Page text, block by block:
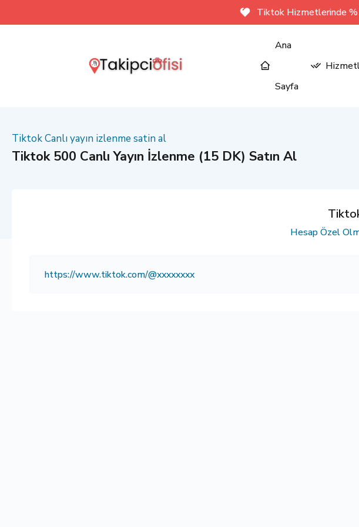
Tiktok Hizmetlerinde
Ana
Sayfa
Tiktok Canlı yayın izlenme satin al
Tiktok 500 Canlı Yayın İzlenme (15 DK) Satın Al
Hesap Özel